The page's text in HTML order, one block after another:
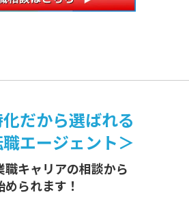
だから選ばれる
エージェント＞
職キャリアの相談から
められます！